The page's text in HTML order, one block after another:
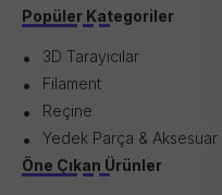
Popüler Kategoriler
3D Tarayıcılar
Filament
Reçine
Yedek Parça & Aksesuar
Öne Çıkan Ürünler